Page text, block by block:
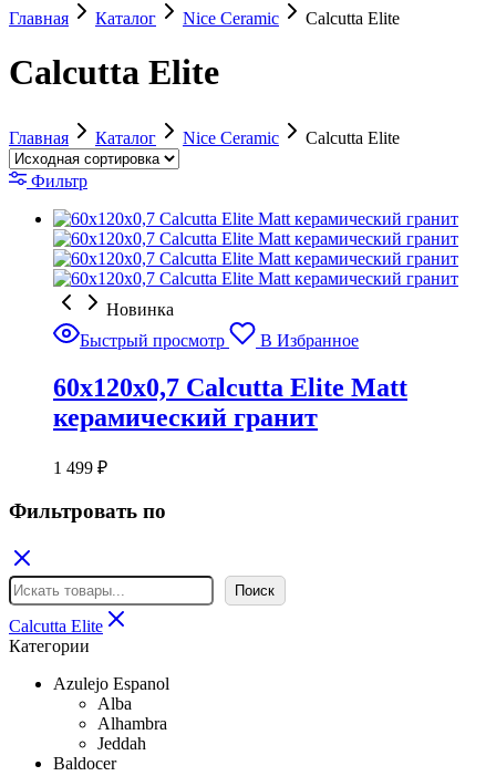
Главная Каталог Nice Ceramic Calcutta Elite
Calcutta Elite
Главная Каталог Nice Ceramic Calcutta Elite
Фильтр
Новинка
Быстрый просмотр
В Избранное
60x120x0,7 Calcutta Elite Matt
керамический гранит
1 499 ₽
Фильтровать по
Поиск Поиск
Calcutta Elite
Категории
Azulejo Espanol
Alba
Alhambra
Jeddah
Baldocer